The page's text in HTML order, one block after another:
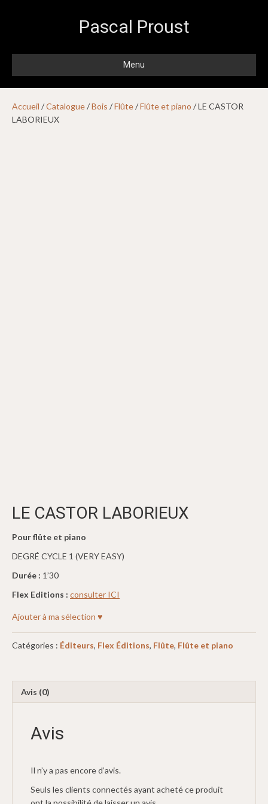
Pascal Proust
Menu
Accueil /Catalogue/Bois /Flûte/Flûte et piano / LE CASTOR
LABORIEUX
LE CASTOR LABORIEUX
Pour flûte et piano
DEGRÉ CYCLE 1 (VERY EASY)
Durée : 1’30
Flex Editions : consulter ICI
Ajouter à ma sélection ♥
Catégories : Éditeurs, Flex Éditions, Flûte, Flûte et piano
Avis (0)
Avis
Il n’y a pas encore d’avis.
Seuls les clients connectés ayant acheté ce produit